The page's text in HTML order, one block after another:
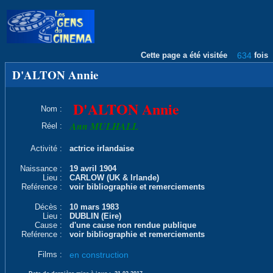
Cette page a été visitée 634 fois
D'ALTON Annie
Nom : D'ALTON Annie
Réel : Ann MULHALL
Activité : actrice irlandaise
Naissance :
19 avril 1904
Lieu :
CARLOW (UK & lrlande)
Reférence :
voir bibliographie et remerciements
Décès :
10 mars 1983
Lieu :
DUBLIN (Eire)
Cause :
d'une cause non rendue publique
Reférence :
voir bibliographie et remerciements
Films : en construction